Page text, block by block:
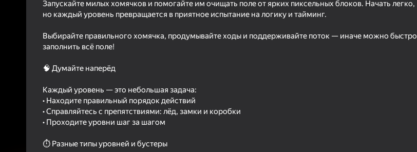
Запускайте милых хомячков и помогайте им очищать поле от ярких пиксельных блоков. Начать легко,
но каждый уровень превращается в приятное испытание на логику и тайминг.
Выбирайте правильного хомячка, продумывайте ходы и поддерживайте поток — иначе можно быстро
заполнить всё поле!
🧠 Думайте наперёд
Каждый уровень — это небольшая задача:
• Находите правильный порядок действий
• Справляйтесь с препятствиями: лёд, замки и коробки
• Проходите уровни шаг за шагом
⏱ Разные типы уровней и бустеры